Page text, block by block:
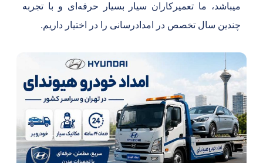
ما تعمیرکاران سیار بسیار حرفه‌ای و با تجربه
سال تخصص در امدادرسانی را در اختیار داریم.